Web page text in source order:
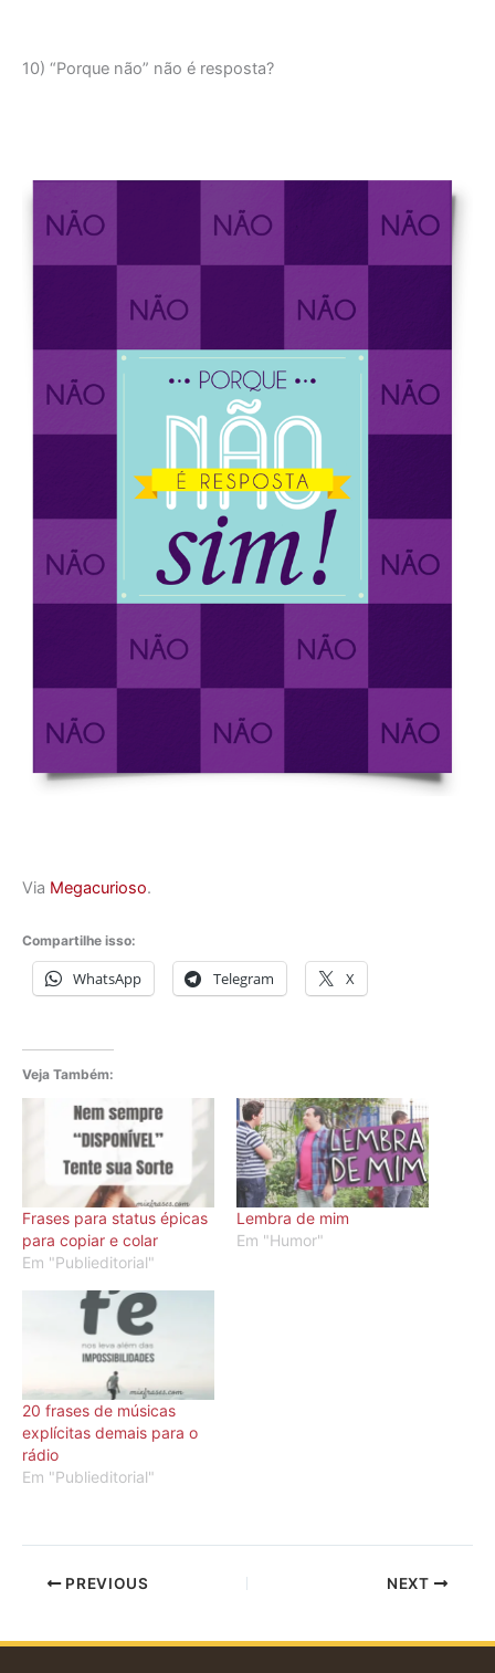
10) “Porque não” não é resposta?
Via Megacurioso.
Compartilhe isso:
WhatsApp Telegram X
Veja Também:
Frases para status épicas
para copiar e colar
Em "Publieditorial"
Lembra de mim
Em "Humor"
20 frases de músicas
explícitas demais para o
rádio
Em "Publieditorial"
PREVIOUS NEXT